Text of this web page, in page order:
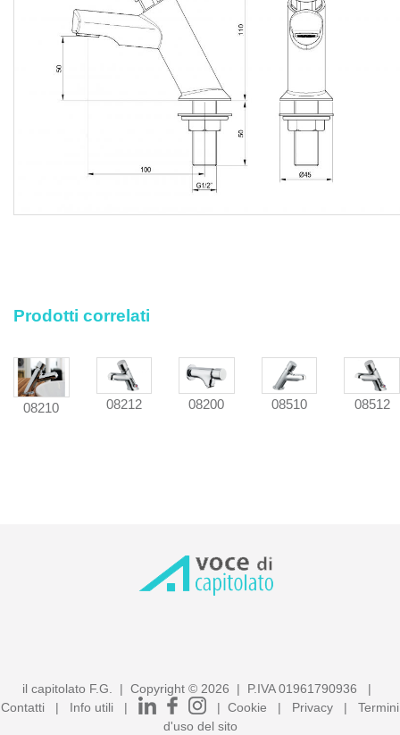
Prodotti correlati
08210 08212 08200 08510 08512
il capitolato F.G. | Copyright © 2026 | P.IVA 01961790936 |
Contatti | Info utili | | Cookie | Privacy | Termini
d'uso del sito